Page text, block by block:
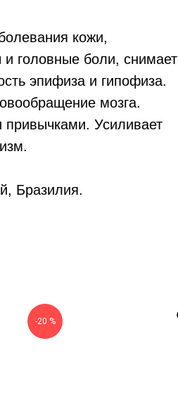
кожи,
головные боли, снимает
эпифиза и гипофиза.
мозга.
привычками. Усиливает
Бразилия.
-20 %